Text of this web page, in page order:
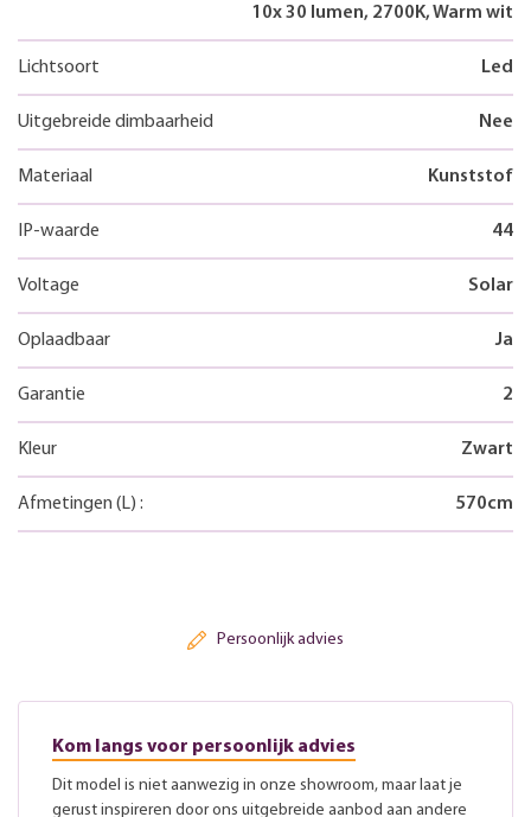
10x 30 lumen, 2700K, Warm wit
Lichtsoort Led
Uitgebreide dimbaarheid Nee
Materiaal Kunststof
IP-waarde 44
Voltage Solar
Oplaadbaar Ja
Garantie 2
Kleur Zwart
Afmetingen (L) : 570cm
Persoonlijk advies
Kom langs voor persoonlijk advies
Dit model is niet aanwezig in onze showroom, maar laat je
gerust inspireren door ons uitgebreide aanbod aan andere